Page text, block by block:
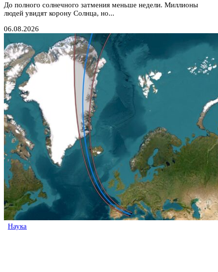
До полного солнечного затмения меньше недели. Миллионы
людей увидят корону Солнца, но...
06.08.2026
Наука